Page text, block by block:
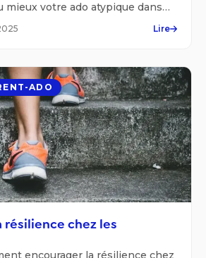
mieux votre ado atypique dans
orientation.
Lire
ADO
résilience chez les
encourager la résilience chez